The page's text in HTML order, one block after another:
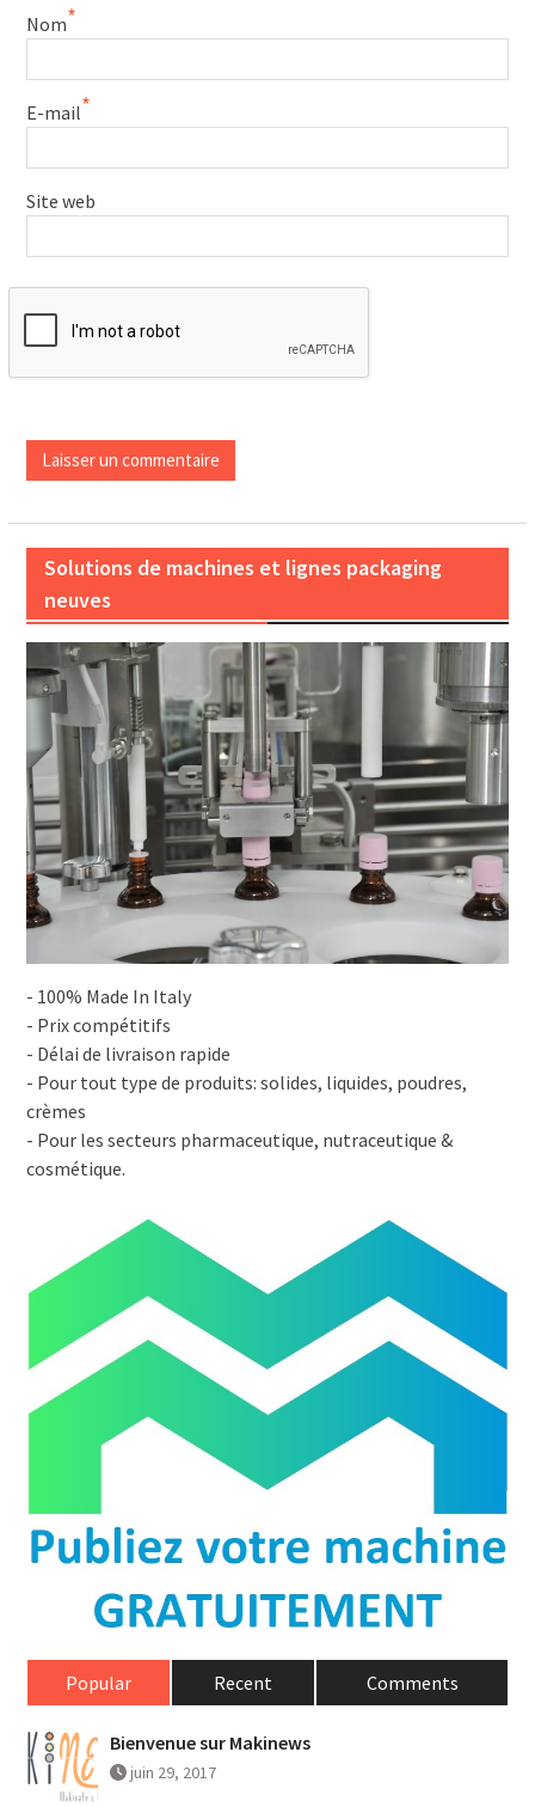
Nom*
E-mail*
Site web
Solutions de machines et lignes packaging
neuves
- 100% Made In Italy
- Prix compétitifs
- Délai de livraison rapide
- Pour tout type de produits: solides, liquides, poudres,
crèmes
- Pour les secteurs pharmaceutique, nutraceutique &
cosmétique.
Popular Recent Comments
Bienvenue sur Makinews
juin 29, 2017